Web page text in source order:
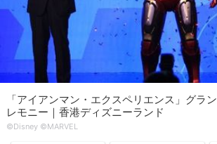
「アイアンマン・エクスペリエンス」グラ
レモニー｜香港ディズニーランド
©Disney ©MARVEL